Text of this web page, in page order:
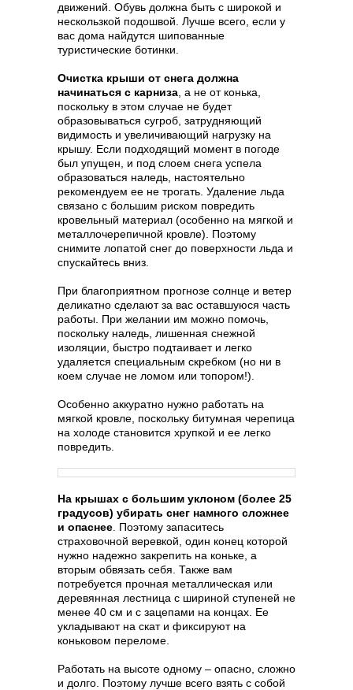
движений. Обувь должна быть с широкой и
нескользкой подошвой. Лучше всего, если у
вас дома найдутся шипованные
туристические ботинки.
Очистка крыши от снега должна
начинаться с карниза , а не от конька,
поскольку в этом случае не будет
образовываться сугроб, затрудняющий
видимость и увеличивающий нагрузку на
крышу. Если подходящий момент в погоде
был упущен, и под слоем снега успела
образоваться наледь, настоятельно
рекомендуем ее не трогать. Удаление льда
связано с большим риском повредить
кровельный материал (особенно на мягкой и
металлочерепичной кровле). Поэтому
снимите лопатой снег до поверхности льда и
спускайтесь вниз.
При благоприятном прогнозе солнце и ветер
деликатно сделают за вас оставшуюся часть
работы. При желании им можно помочь,
поскольку наледь, лишенная снежной
изоляции, быстро подтаивает и легко
удаляется специальным скребком (но ни в
коем случае не ломом или топором!).
Особенно аккуратно нужно работать на
мягкой кровле, поскольку битумная черепица
на холоде становится хрупкой и ее легко
повредить.
На крышах с большим уклоном (более 25
градусов) убирать снег намного сложнее
и опаснее . Поэтому запаситесь
страховочной веревкой, один конец которой
нужно надежно закрепить на коньке, а
вторым обвязать себя. Также вам
потребуется прочная металлическая или
деревянная лестница с шириной ступеней не
менее 40 см и с зацепами на концах. Ее
укладывают на скат и фиксируют на
коньковом переломе.
Работать на высоте одному – опасно, сложно
и долго. Поэтому лучше всего взять с собой